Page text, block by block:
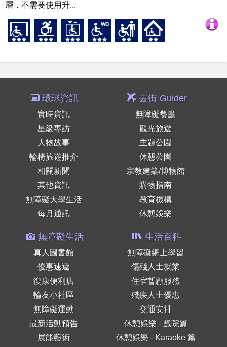
層，不需要使用升...
環球資訊
實時資訊
星級專訪
人物故事
輪椅旅遊推介
相關新聞
其他資訊
無障礙大學生活
每月通訊
去街 Guider
無障礙餐廳
觀光旅遊
主題公園
休憩公園
宗教建築/博物館
購物指南
教育機構
休憩娛樂
無障礙生活
真人圖書館
優惠速遞
復康便利店
輪友小社區
無障礙運動
最新活動預告
展能藝術
生活百科
無障礙網上學習
傷殘人士就業
住宿暫顧服務
殘疾人士優惠
交通安排
休憩娛樂 - 戲院篇
休憩娛樂 - Karaoke 篇